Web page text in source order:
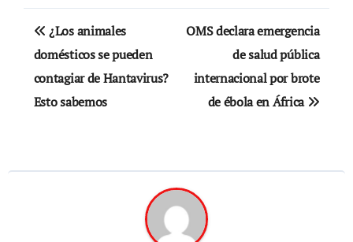
Navegación
de
entradas
¿Los animales
domésticos se pueden
contagiar de Hantavirus?
Esto sabemos
OMS declara emergencia
de salud pública
internacional por brote
de ébola en África